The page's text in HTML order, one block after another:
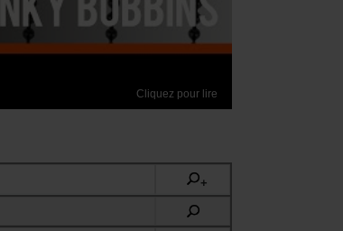
Cliquez pour lire
+